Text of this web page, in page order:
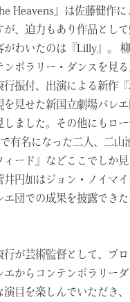
Heavens』は佐藤健作に
が、迫力もあり作品とし
がわいたのは『Lilly』。
ンポラリー・ダンスを見
行振付、出演による新作
を見せた新国立劇場バレ
しました。その他にもロ
有名になった二人、二山
ィード』などここでしか
井円加はジョン・ノイマ
エ団での成果を披露でき
行が芸術監督として、プ
エからコンテンポラリー
演目を楽しんでいただき